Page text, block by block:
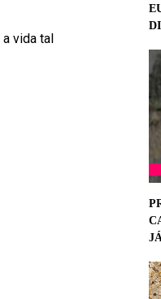
vida tal